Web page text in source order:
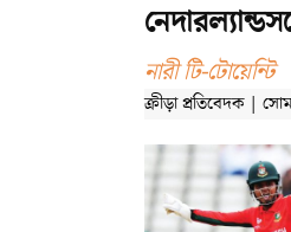
নারী টি-টোয়েন্টি
ক্রীড়া প্রতিবেদক |